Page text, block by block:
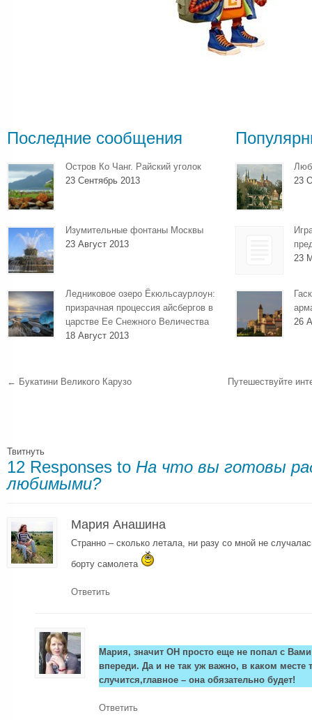
Последние сообщения
Остров Ко Чанг. Райский уголок
23 Сентябрь 2013
Изумительные фонтаны Москвы
23 Август 2013
Ледниковое озеро Ёкюльсаурлоун:
призрачная процессия айсбергов в
царстве Ее Снежного Величества
18 Август 2013
23
23
26
← Букатини Великого Карузо Путешествуйте
Твитнуть
12 Responses to На что вы готовы
любимыми?
Мария Анашина
Странно – сколько летала, ни разу со мной не
борту самолета
Ответить
Мария, значит ОН просто еще не попал с
впереди. Да и не так уж важно, в каком месте
случится,главное – она обязательно будет!
Ответить